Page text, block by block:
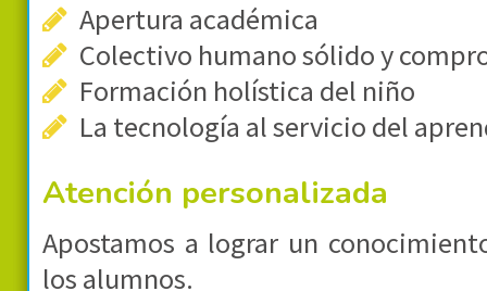
Apertura académica
Colectivo humano sólido y
Formación holística del niño
La tecnología al servicio del
Atención personalizada
Apostamos a lograr un
los alumnos.